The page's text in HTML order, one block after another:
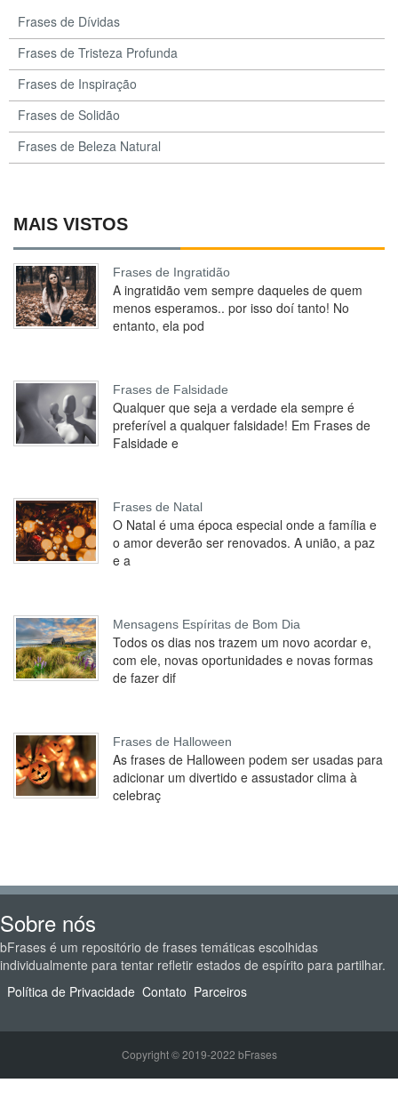
Frases de Dívidas
Frases de Tristeza Profunda
Frases de Inspiração
Frases de Solidão
Frases de Beleza Natural
MAIS VISTOS
Frases de Ingratidão
A ingratidão vem sempre daqueles de quem
menos esperamos.. por isso doí tanto! No
entanto, ela pod
Frases de Falsidade
Qualquer que seja a verdade ela sempre é
preferível a qualquer falsidade! Em Frases de
Falsidade e
Frases de Natal
O Natal é uma época especial onde a família e
o amor deverão ser renovados. A união, a paz
e a
Mensagens Espíritas de Bom Dia
Todos os dias nos trazem um novo acordar e,
com ele, novas oportunidades e novas formas
de fazer dif
Frases de Halloween
As frases de Halloween podem ser usadas para
adicionar um divertido e assustador clima à
celebraç
Sobre nós
bFrases é um repositório de frases temáticas escolhidas
individualmente para tentar refletir estados de espírito para partilhar.
Política de Privacidade Contato Parceiros
Copyright © 2019-2022 bFrases